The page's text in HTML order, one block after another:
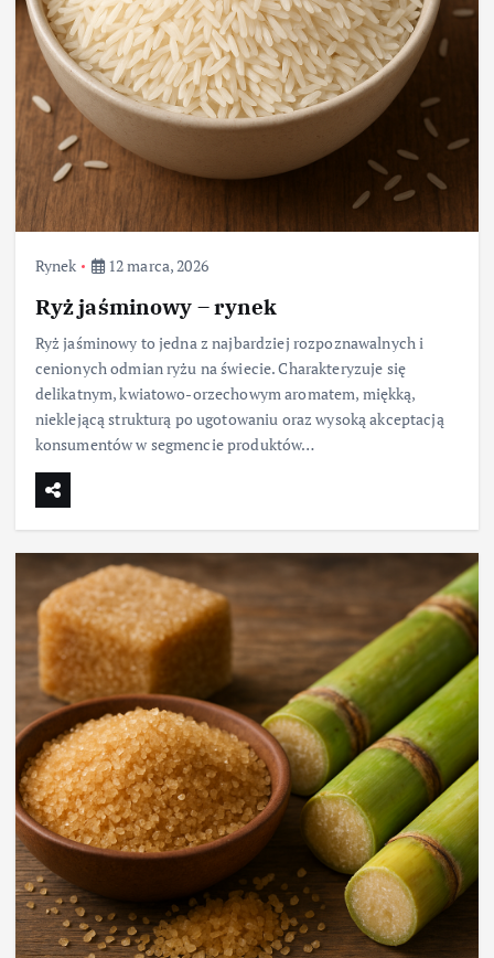
Rynek 12 marca, 2026
Ryż jaśminowy – rynek
Ryż jaśminowy to jedna z najbardziej rozpoznawalnych i
cenionych odmian ryżu na świecie. Charakteryzuje się
delikatnym, kwiatowo-orzechowym aromatem, miękką,
nieklejącą strukturą po ugotowaniu oraz wysoką akceptacją
konsumentów w segmencie produktów…